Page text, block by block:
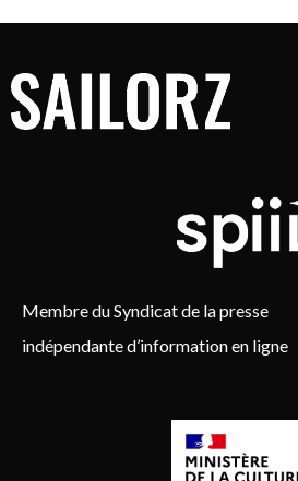
Membre du Syndicat de la presse
indépendante d’information en ligne